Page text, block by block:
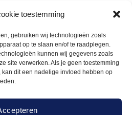
toestemming
gebruiken wij technologieën zoals
op te slaan en/of te raadplegen.
kunnen wij gegevens zoals
site verwerken. Als je geen toestemming
kan dit een nadelige invloed hebben op